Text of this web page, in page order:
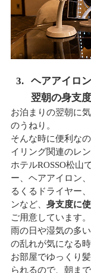
ヘアアイロ
翌朝の身支
お泊まりの翌朝に
のうねり。
そんな時に便利な
イリング関連のレ
ホテルROSSO松山
ー、ヘアアイロン
るくるドライヤー
ンなど、 身支度に
ご用意しています。
雨の日や湿気の多
の乱れが気になる
お部屋でゆっくり
られるので、朝ま